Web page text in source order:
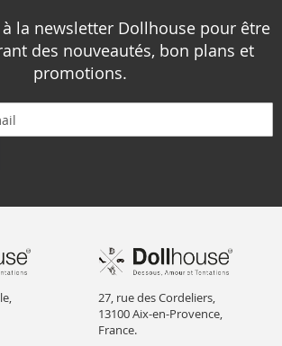
la newsletter Dollhouse pour être
des nouveautés, bon plans et
promotions.
27, rue des Cordeliers,
13100 Aix-en-Provence,
France.